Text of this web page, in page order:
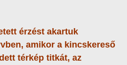
érzést akartuk
amikor a kincskereső
térkép titkát, az